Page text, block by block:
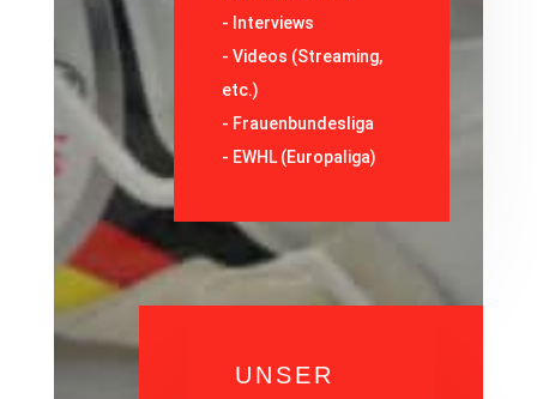
- Interviews
-Videos (Streaming,
etc.)
- Frauenbundesliga
- EWHL (Europaliga)
UNSER